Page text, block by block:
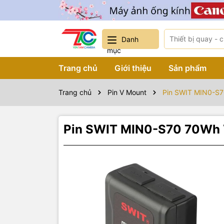
Danh
mục
Trang chủ Giới thiệu Sản phẩm
Trang chủ Pin V Mount Pin SWIT MIN0-
Pin SWIT MIN0-S70